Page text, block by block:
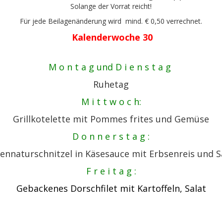
Solange der Vorrat reicht!
Für jede Beilagenänderung wird mind. € 0,50 verrechnet.
Kalenderwoche 30
M o n t a g und D i e n s t a g
Ruhetag
M i t t w o c h:
Grillkotelette mit Pommes frites und Gemüse
D o n n e r s t a g :
in Käsesauce mit Erbsenreis und
F r e i t a g :
Gebackenes Dorschfilet mit Kartoffeln, Salat